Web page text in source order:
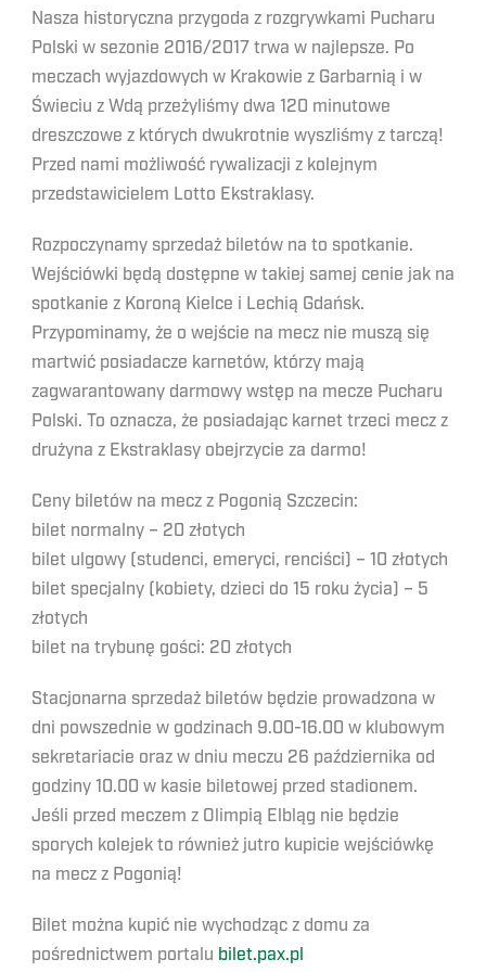
Nasza historyczna przygoda z rozgrywkami Pucharu
Polski w sezonie 2016/2017 trwa w najlepsze. Po
meczach wyjazdowych w Krakowie z Garbarnią i w
Świeciu z Wdą przeżyliśmy dwa 120 minutowe
dreszczowe z których dwukrotnie wyszliśmy z tarczą!
Przed nami możliwość rywalizacji z kolejnym
przedstawicielem Lotto Ekstraklasy.
Rozpoczynamy sprzedaż biletów na to spotkanie.
Wejściówki będą dostępne w takiej samej cenie jak na
spotkanie z Koroną Kielce i Lechią Gdańsk.
Przypominamy, że o wejście na mecz nie muszą się
martwić posiadacze karnetów, którzy mają
zagwarantowany darmowy wstęp na mecze Pucharu
Polski. To oznacza, że posiadając karnet trzeci mecz z
drużyna z Ekstraklasy obejrzycie za darmo!
Ceny biletów na mecz z Pogonią Szczecin:
bilet normalny – 20 złotych
bilet ulgowy (studenci, emeryci, renciści) – 10 złotych
bilet specjalny (kobiety, dzieci do 15 roku życia) – 5
złotych
bilet na trybunę gości: 20 złotych
Stacjonarna sprzedaż biletów będzie prowadzona w
dni powszednie w godzinach 9.00-16.00 w klubowym
sekretariacie oraz w dniu meczu 26 października od
godziny 10.00 w kasie biletowej przed stadionem.
Jeśli przed meczem z Olimpią Elbląg nie będzie
sporych kolejek to również jutro kupicie wejściówkę
na mecz z Pogonią!
Bilet można kupić nie wychodząc z domu za
pośrednictwem portalu bilet.pax.pl